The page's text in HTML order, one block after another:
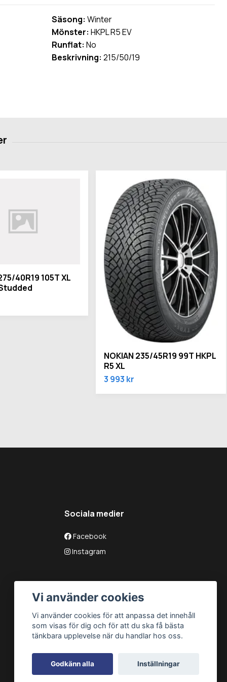
Säsong: Winter
Mönster: HKPL R5 EV
Runflat: No
Beskrivning: 215/50/19
40R19 105T XL
NOKIAN 235/45R19 99T HKPL
R5 XL
3 993 kr
Sociala medier
Facebook
Instagram
Vi använder cookies
Vi använder cookies för att anpassa det innehåll
som visas för dig och för att du ska få bästa
tänkbara upplevelse när du handlar hos oss.
Godkänn alla Inställningar